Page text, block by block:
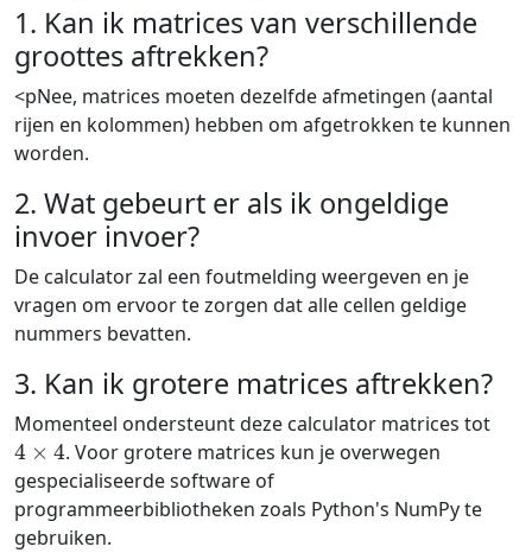
1. Kan ik matrices van verschillende
groottes aftrekken?
<pNee, matrices moeten dezelfde afmetingen (aantal
rijen en kolommen) hebben om afgetrokken te kunnen
worden.
2. Wat gebeurt er als ik ongeldige
invoer invoer?
De calculator zal een foutmelding weergeven en je
vragen om ervoor te zorgen dat alle cellen geldige
nummers bevatten.
3. Kan ik grotere matrices aftrekken?
Momenteel ondersteunt deze calculator matrices tot
4×4
. Voor grotere matrices kun je overwegen
gespecialiseerde software of
programmeerbibliotheken zoals Python's NumPy te
gebruiken.